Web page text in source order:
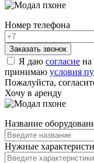
Номер телефона
Я даю согласие на
принимаю условия
Пожалуйста,
Хочу в аренду
Название
Нужные